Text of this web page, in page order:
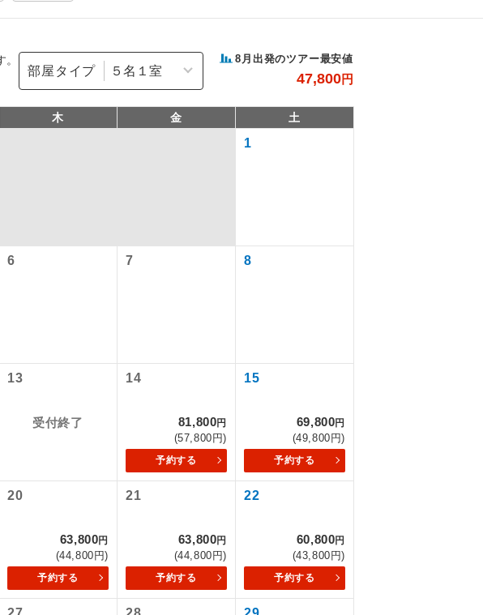
部屋タイプ
8 月出発のツアー最安値
47,800円
木 金 土
1
6 7 8
13
受付終了
14
81,800円
(57,800円)
予約する
15
69,800円
(49,800円)
予約する
20
63,800円
(44,800円)
予約する
21
63,800円
(44,800円)
予約する
22
60,800円
(43,800円)
予約する
日出発空港（駅）まで添乗員が
の観光案内があります。
スです。
す。